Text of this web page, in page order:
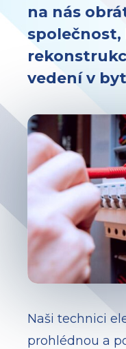
na nás
společnost,
vedení v
Naši technici
prohlédnou a